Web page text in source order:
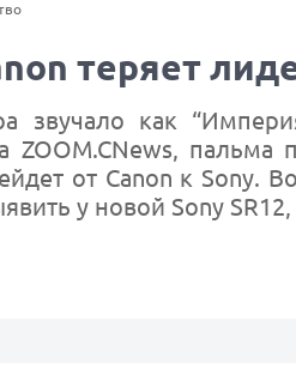
теряет
звучало как
ZOOM.CNews,
от Canon к Sony.
у новой Sony